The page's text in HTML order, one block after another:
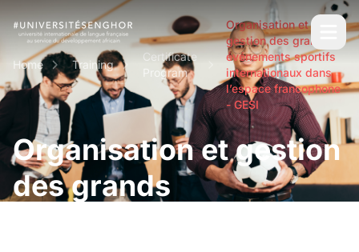
Home Training
Certificate
Program
Organisation et
gestion des grands
événements sportifs
internationaux dans
l’espace francophone
- GESI
Organisation et gestion
des grands